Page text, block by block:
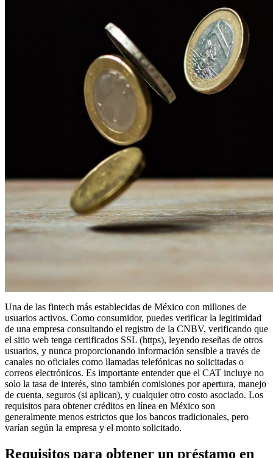
Una de las fintech más establecidas de México con millones de
usuarios activos. Como consumidor, puedes verificar la legitimidad
de una empresa consultando el registro de la CNBV, verificando que
el sitio web tenga certificados SSL (https), leyendo reseñas de otros
usuarios, y nunca proporcionando información sensible a través de
canales no oficiales como llamadas telefónicas no solicitadas o
correos electrónicos. Es importante entender que el CAT incluye no
solo la tasa de interés, sino también comisiones por apertura, manejo
de cuenta, seguros (si aplican), y cualquier otro costo asociado. Los
requisitos para obtener créditos en línea en México son
generalmente menos estrictos que los bancos tradicionales, pero
varían según la empresa y el monto solicitado.
Requisitos para obtener un préstamo en